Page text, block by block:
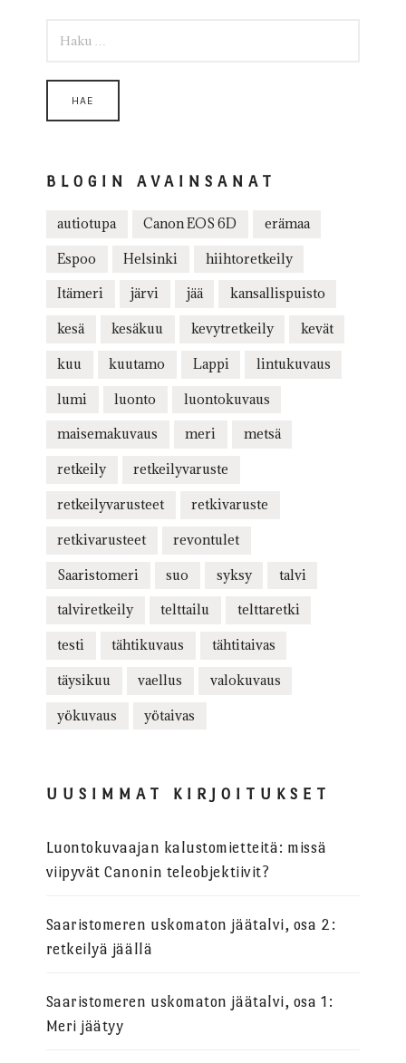
BLOGIN AVAINSANAT
autiotupa Canon EOS 6D erämaa
Espoo Helsinki hiihtoretkeily
Itämeri järvi jää kansallispuisto
kesä kesäkuu kevytretkeily kevät
kuu kuutamo Lappi lintukuvaus
lumi luonto luontokuvaus
maisemakuvaus meri metsä
retkeily retkeilyvaruste
retkeilyvarusteet retkivaruste
retkivarusteet revontulet
Saaristomeri suo syksy talvi
talviretkeily telttailu telttaretki
testi tähtikuvaus tähtitaivas
täysikuu vaellus valokuvaus
yökuvaus yötaivas
UUSIMMAT KIRJOITUKSET
Luontokuvaajan kalustomietteitä: missä
viipyvät Canonin teleobjektiivit?
Saaristomeren uskomaton jäätalvi, osa 2:
retkeilyä jäällä
Saaristomeren uskomaton jäätalvi, osa 1:
Meri jäätyy